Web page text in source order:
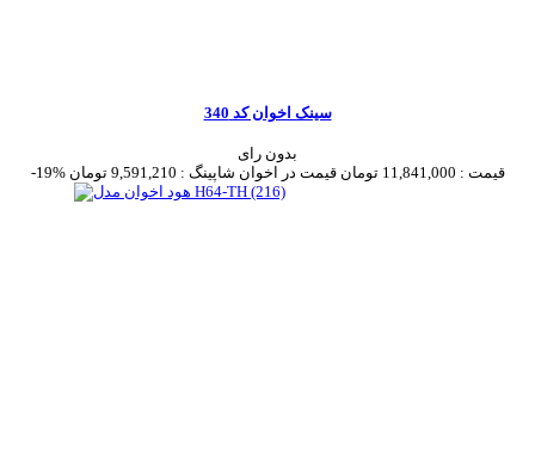
سینک اخوان کد 340
بدون رای
-19%
قیمت : 11,841,000 تومان قیمت در اخوان شاپینگ : 9,591,210 تومان